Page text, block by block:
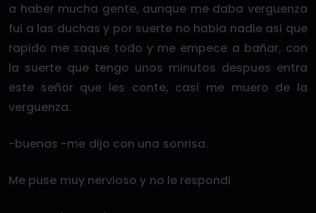
a haber mucha gente, aunque me daba verguenza
fui a las duchas y por suerte no habia nadie asi que
rapido me saque todo y me empece a bañar, con
la suerte que tengo unos minutos despues entra
este señor que les conte, casi me muero de la
verguenza.
-buenas -me dijo con una sonrisa.
Me puse muy nervioso y no le respondi